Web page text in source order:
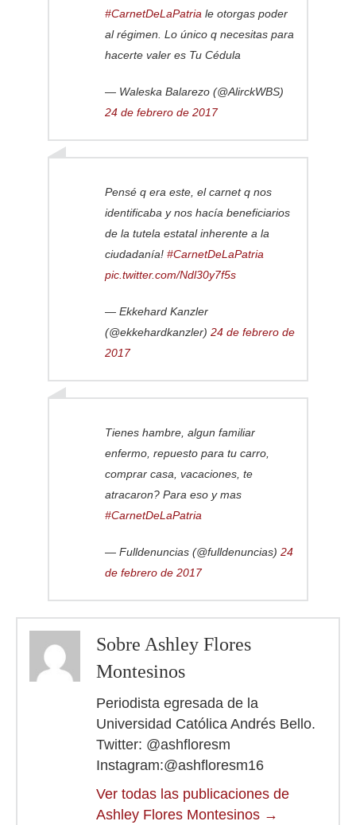
#CarnetDeLaPatria le otorgas poder
al régimen. Lo único q necesitas para
hacerte valer es Tu Cédula
— Waleska Balarezo (@AlirckWBS)
24 de febrero de 2017
Pensé q era este, el carnet q nos
identificaba y nos hacía beneficiarios
de la tutela estatal inherente a la
ciudadanía! #CarnetDeLaPatria
pic.twitter.com/Ndl30y7f5s
— Ekkehard Kanzler
(@ekkehardkanzler) 24 de febrero de
2017
Tienes hambre, algun familiar
enfermo, repuesto para tu carro,
comprar casa, vacaciones, te
atracaron? Para eso y mas
#CarnetDeLaPatria
— Fulldenuncias (@fulldenuncias) 24
de febrero de 2017
Sobre Ashley Flores
Montesinos
Periodista egresada de la
Universidad Católica Andrés Bello.
Twitter: @ashfloresm
Instagram:@ashfloresm16
Ver todas las publicaciones de
Ashley Flores Montesinos →